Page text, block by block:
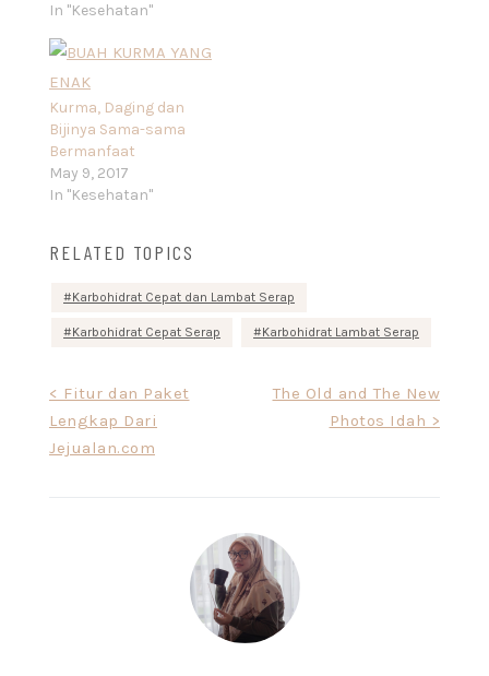
banyak pasokan
darah konstan yang
membawa
neuronutrient (nutrisi
penting untuk saraf),
seperti asam aminto,
vitamin, dan mineral.
Neuronutrient
akan menyediakan
Gangguan…
In "Kesehatan"
Kurma, Daging dan
Bijinya Sama-sama
Bermanfaat
May 9, 2017
In "Kesehatan"
RELATED TOPICS
Karbohidrat Cepat dan Lambat Serap
Karbohidrat Cepat Serap Karbohidrat Lambat Serap
navigation
< Fitur dan Paket
Lengkap Dari
Jejualan.com
The Old and The New
Photos Idah >